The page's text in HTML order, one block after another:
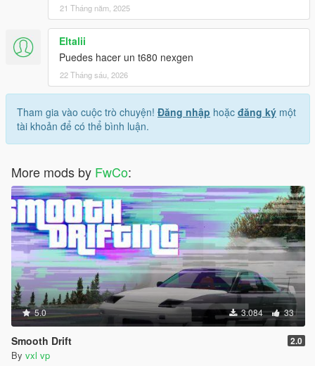
21 Tháng năm, 2025
Eltalii
Puedes hacer un t680 nexgen
22 Tháng sáu, 2026
Tham gia vào cuộc trò chuyện! Đăng nhập hoặc đăng ký một
tài khoản để có thể bình luận.
More mods by FwCo:
5.0 3.084 33
Smooth Drift 2.0
By vxl vp